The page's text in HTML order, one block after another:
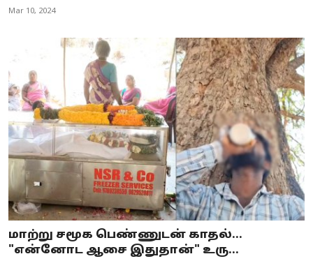
Mar 10, 2024
மாற்று சமூக பெண்ணுடன் காதல்...
"என்னோட ஆசை இதுதான்" உரு...